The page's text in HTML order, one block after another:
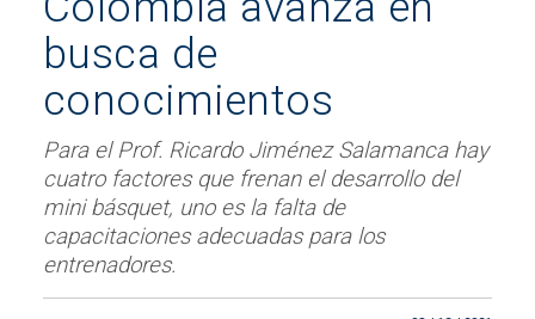
busca de
conocimientos
Para el Prof. Ricardo Jiménez Salamanca hay
cuatro factores que frenan el desarrollo del
mini básquet, uno es la falta de
capacitaciones adecuadas para los
entrenadores.